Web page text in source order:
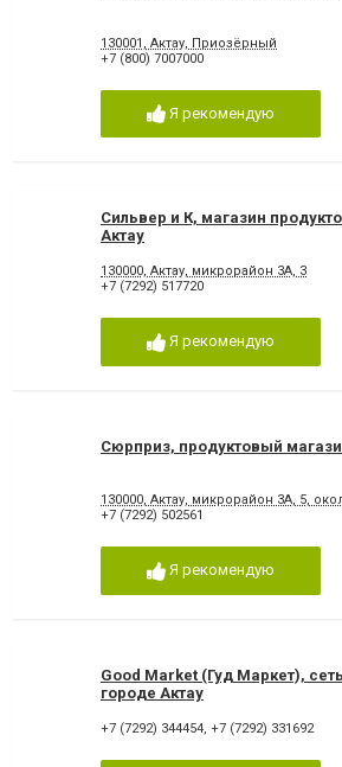
130001, Актау, Приозёрный
+7 (800) 7007000
Я рекомендую
Сильвер и К, магазин
Актау
130000, Актау, микрорайон 3А, 3
+7 (7292) 517720
Я рекомендую
Сюрприз, продуктовый
130000, Актау, микрорайон 3А, 5,
+7 (7292) 502561
Я рекомендую
Good Market (Гуд Маркет),
городе Актау
+7 (7292) 344454, +7 (7292) 331692